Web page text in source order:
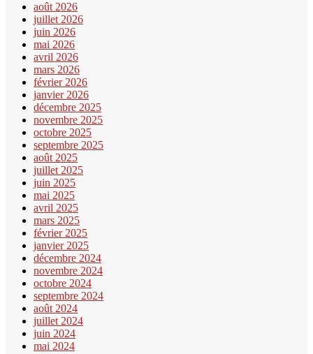
août 2026
juillet 2026
juin 2026
mai 2026
avril 2026
mars 2026
février 2026
janvier 2026
décembre 2025
novembre 2025
octobre 2025
septembre 2025
août 2025
juillet 2025
juin 2025
mai 2025
avril 2025
mars 2025
février 2025
janvier 2025
décembre 2024
novembre 2024
octobre 2024
septembre 2024
août 2024
juillet 2024
juin 2024
mai 2024